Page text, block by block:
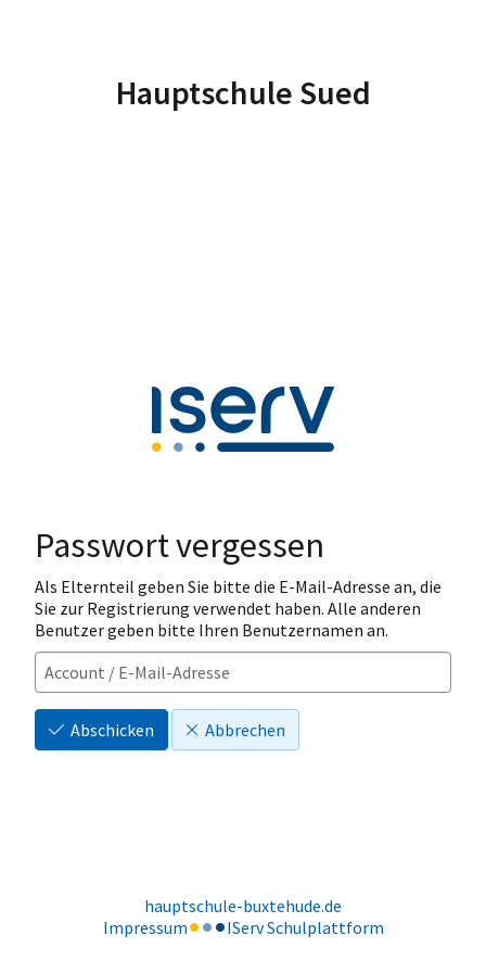
Hauptschule Sued
Passwort vergessen
Als Elternteil geben Sie bitte die E-Mail-Adresse an, die
Sie zur Registrierung verwendet haben. Alle anderen
Benutzer geben bitte Ihren Benutzernamen an.
Abschicken Abbrechen
hauptschule-buxtehude.de
Impressum
IServ Schulplattform